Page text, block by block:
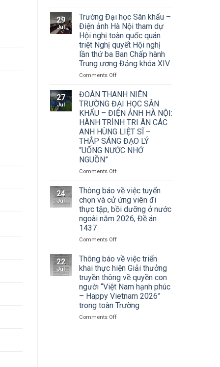
báo
về
việc
triển
khai
Công
văn
số
của
Tạp
chí
Mỹ
thuật
về
Cuộc
thi
và
Giải
thưởng
Tô
Ngọc
Vân
thứ
năm
2026,
chủ
đề
“Sắc
màu
Kỷ
nguyên
29
Jul
Trường Đại học Sân khấu –
Điện ảnh Hà Nội tham dự
Hội nghị toàn quốc quán
triệt Nghị quyết Hội nghị
lần thứ ba Ban Chấp hành
Trung ương Đảng khóa XIV
Comments Offon
Đại
học
Sân
khấu
–
Điện
ảnh
Hà
nghị
toàn
quốc
quán
nghị
lần
thứ
ba
Ban
Chấp
hành
Trung
27
Jul
ĐOÀN THANH NIÊN
TRƯỜNG ĐẠI HỌC SÂN
KHẤU – ĐIỆN ẢNH HÀ NỘI:
HÀNH TRÌNH TRI ÂN CÁC
ANH HÙNG LIỆT SĨ –
THẮP SÁNG ĐẠO LÝ
“UỐNG NƯỚC NHỚ
NGUỒN”
Comments Offon
THANH
NIÊN
TRƯỜNG
ĐẠI
HỌC
KHẤU
ĐIỆN
ẢNH
HÀ
NỘI:
HÀNH
TRÌNH
TRI
24
Jul
Thông báo về việc tuyển
chọn và cử ứng viên đi
thực tập, bồi dưỡng ở nước
ngoài năm 2026, Đề án
1437
Comments Offon
báo
về
việc
tuyển
chọn
và
cử
ứng
22
Jul
Thông báo về việc triển
khai thực hiện Giải thưởng
truyền thông về quyền con
người “Việt Nam hạnh phúc
– Happy Vietnam 2026”
trong toàn Trường
Comments Offon